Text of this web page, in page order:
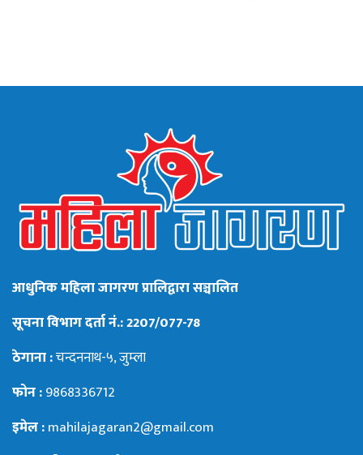
आधुनिक महिला जागरण प्रालिद्वारा सञ्चालित
सूचना विभाग दर्ता नं.: 2207/077-78
ठेगाना :चन्दननाथ-५, जुम्ला
फोन :9868336712
इमेल :mahilajagaran2@gmail.com